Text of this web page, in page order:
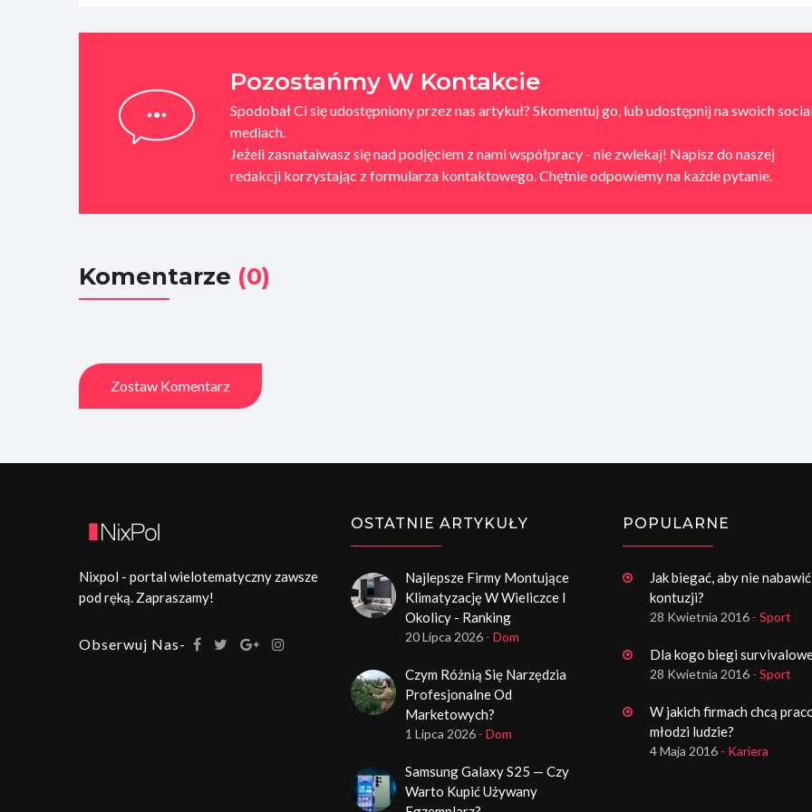
Pozostańmy W Kontakcie
Spodobał Ci się udostępniony przez nas artykuł? Skomentuj go, lub udostępnij na swoich
mediach.
Jeżeli zasnataiwasz się nad podjęciem z nami współpracy - nie zwlekaj! Napisz do naszej
redakcji korzystając z formularza kontaktowego. Chętnie odpowiemy na każde pytanie.
Komentarze (0)
Zostaw Komentarz
Nixpol - portal wielotematyczny zawsze
pod ręką. Zapraszamy!
Obserwuj Nas-
OSTATNIE ARTYKUŁY
Najlepsze Firmy Montujące
Klimatyzację W Wieliczce I
Okolicy - Ranking
20 Lipca 2026 - Dom
Czym Różnią Się Narzędzia
Profesjonalne Od
Marketowych?
1 Lipca 2026 - Dom
Samsung Galaxy S25 — Czy
Warto Kupić Używany
POPULARNE
Jak biegać, aby nie
kontuzji?
28 Kwietnia 2016 - Sport
Dla kogo biegi
28 Kwietnia 2016 - Sport
W jakich firmach chcą
młodzi ludzie?
4 Maja 2016 - Kariera